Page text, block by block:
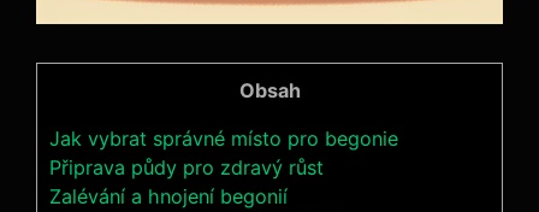
Obsah
Jak vybrat správné místo pro begonie
Připrava půdy pro zdravý růst
Zalévání a hnojení begonií